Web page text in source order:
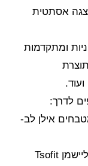
אסתטית
ומתקדמות
לדרך:
אילן לב-
עיצוב פנים: האדריכלית צופית ויינפלד-פליישמן Tsofit